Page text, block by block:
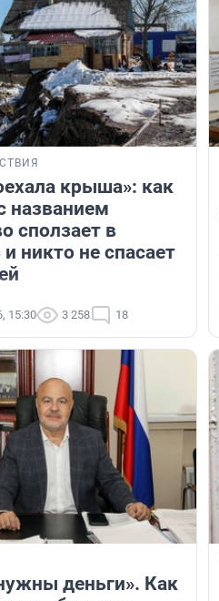
крыша»: как
названием
сползает в
никто не спасает
15:30 3 258 18
деньги». Как